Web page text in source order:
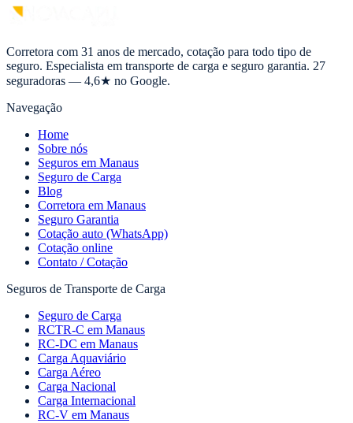
Corretora com 31 anos de mercado, cotação para todo tipo de
seguro. Especialista em transporte de carga e seguro garantia. 27
seguradoras — 4,6★ no Google.
Navegação
Home
Sobre nós
Seguros em Manaus
Seguro de Carga
Blog
Corretora em Manaus
Seguro Garantia
Cotação auto (WhatsApp)
Cotação online
Contato / Cotação
Seguros de Transporte de Carga
Seguro de Carga
RCTR-C em Manaus
RC-DC em Manaus
Carga Aquaviário
Carga Aéreo
Carga Nacional
Carga Internacional
RC-V em Manaus